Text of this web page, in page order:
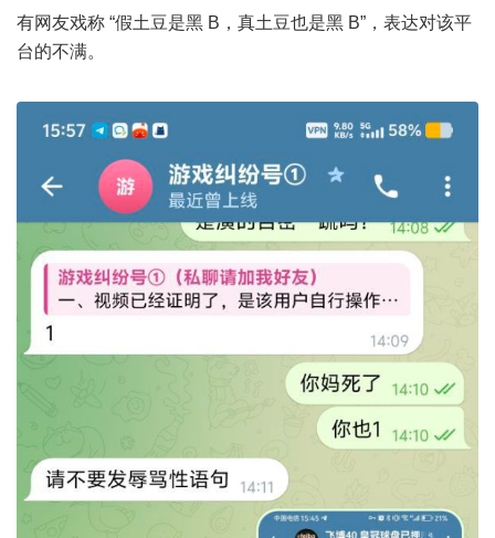
有网友戏称 “假土豆是黑 B，真土豆也是黑 B”，表达对该平
台的不满。